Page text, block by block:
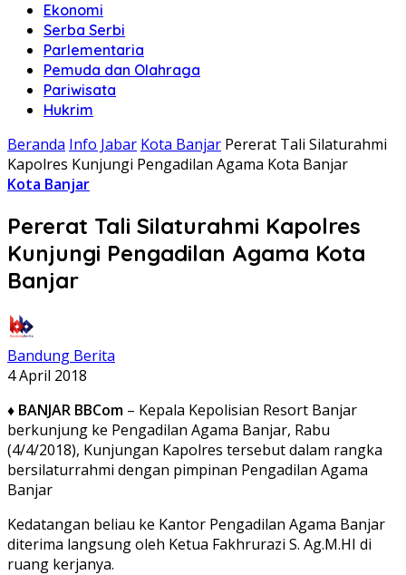
Ekonomi
Serba Serbi
Parlementaria
Pemuda dan Olahraga
Pariwisata
Hukrim
Beranda Info Jabar Kota Banjar Pererat Tali Silaturahmi
Kapolres Kunjungi Pengadilan Agama Kota Banjar
Kota Banjar
Pererat Tali Silaturahmi Kapolres
Kunjungi Pengadilan Agama Kota
Banjar
Bandung Berita
4 April 2018
♦ BANJAR BBCom – Kepala Kepolisian Resort Banjar
berkunjung ke Pengadilan Agama Banjar, Rabu
(4/4/2018), Kunjungan Kapolres tersebut dalam rangka
bersilaturrahmi dengan pimpinan Pengadilan Agama
Banjar
Kedatangan beliau ke Kantor Pengadilan Agama Banjar
diterima langsung oleh Ketua Fakhrurazi S. Ag.M.HI di
ruang kerjanya.